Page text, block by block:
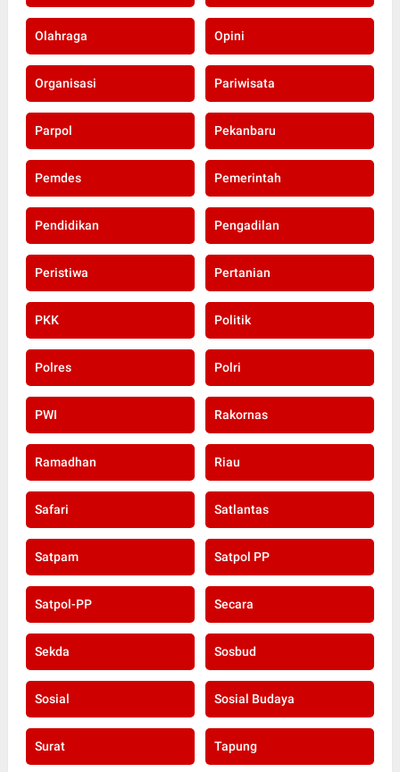
Olahraga Opini
Organisasi Pariwisata
Parpol Pekanbaru
Pemdes Pemerintah
Pendidikan Pengadilan
Peristiwa Pertanian
PKK Politik
Polres Polri
PWI Rakornas
Ramadhan Riau
Safari Satlantas
Satpam Satpol PP
Satpol-PP Secara
Sekda Sosbud
Sosial Sosial Budaya
Surat Tapung